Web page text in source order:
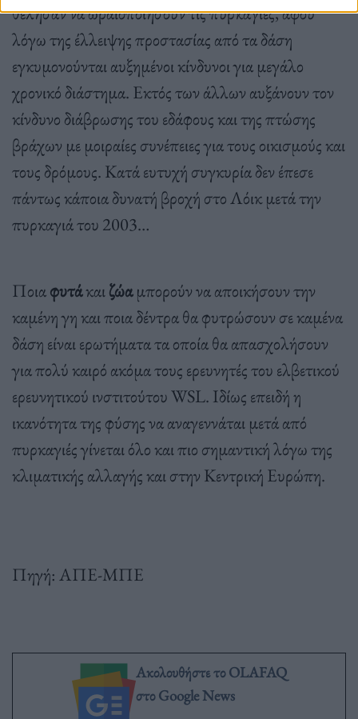
θέλησαν να ωραιοποιήσουν τις πυρκαγιές, αφού
λόγω της έλλειψης προστασίας από τα δάση
εγκυμονούνται αυξημένοι κίνδυνοι για μεγάλο
χρονικό διάστημα. Εκτός των άλλων αυξάνουν τον
κίνδυνο διάβρωσης του εδάφους και της πτώσης
βράχων με μοιραίες συνέπειες για τους οικισμούς και
τους δρόμους. Κατά ευτυχή συγκυρία δεν έπεσε
πάντως κάποια δυνατή βροχή στο Λόικ μετά την
πυρκαγιά του 2003…
Ποιαφυτάκαιζώαμπορούν να αποικήσουν την
καμένη γη και ποια δέντρα θα φυτρώσουν σε καμένα
δάση είναι ερωτήματα τα οποία θα απασχολήσουν
για πολύ καιρό ακόμα τους ερευνητές του ελβετικού
ερευνητικού ινστιτούτου WSL. Ιδίως επειδή η
ικανότητα της φύσης να αναγεννάται μετά από
πυρκαγιές γίνεται όλο και πιο σημαντική λόγω της
κλιματικής αλλαγής και στην Κεντρική Ευρώπη.
Πηγή: ΑΠΕ-ΜΠΕ
Ακολουθήστε το OLAFAQ
στο Google News